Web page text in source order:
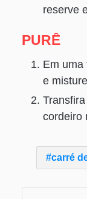
reserve
PURÊ
Em uma
e
cordeiro
carré